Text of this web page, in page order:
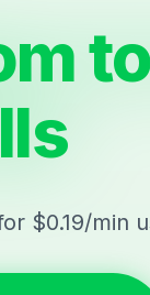
$0.19/min